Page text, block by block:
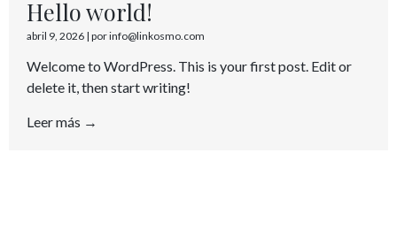
Hello world!
abril 9, 2026 | por info@linkosmo.com
Welcome to WordPress. This is your first post. Edit or
delete it, then start writing!
Leer más →